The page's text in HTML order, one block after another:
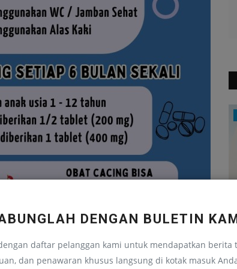
DENGAN BULETIN
daftar pelanggan kami untuk mendapatkan berita
dan penawaran khusus langsung di kotak masuk
Opini
Bagaimana Kemerdekaan Belajar
Diimplementasikan Di Era...